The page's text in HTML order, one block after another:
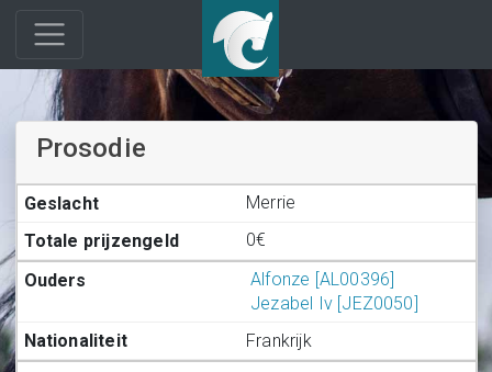
Prosodie
Merrie
0€
Alfonze [AL00396]
Jezabel Iv [JEZ0050]
Frankrijk